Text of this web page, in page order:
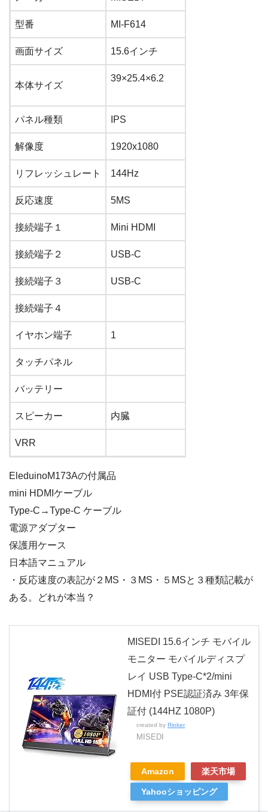
型番 MI-F614
画面サイズ 15.6インチ
本体サイズ
39×25.4×6.2
パネル種類 IPS
解像度 1920x1080
リフレッシュレート 144Hz
反応速度 5MS
接続端子１ Mini HDMI
接続端子２ USB-C
接続端子３ USB-C
接続端子４
イヤホン端子 1
タッチパネル
バッテリー
スピーカー 内臓
VRR
EleduinoM173Aの付属品
mini HDMIケーブル
Type-C→Type-C ケーブル
電源アダプター
保護用ケース
日本語マニュアル
・反応速度の表記が２MS・３MS・５MSと３種類記載が
ある。どれが本当？
MISEDI 15.6インチ モバイル
モニター モバイルディスプ
レイ USB Type-C*2/mini
HDMI付 PSE認証済み 3年保
証付 (144HZ 1080P)
created by Rinker
MISEDI
Amazon 楽天市場
Yahooショッピング